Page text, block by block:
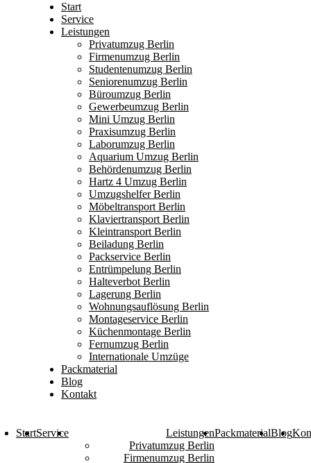
Start
Service
Leistungen
Privatumzug Berlin
Firmenumzug Berlin
Studentenumzug Berlin
Seniorenumzug Berlin
Büroumzug Berlin
Gewerbeumzug Berlin
Mini Umzug Berlin
Praxisumzug Berlin
Laborumzug Berlin
Aquarium Umzug Berlin
Behördenumzug Berlin
Hartz 4 Umzug Berlin
Umzugshelfer Berlin
Möbeltransport Berlin
Klaviertransport Berlin
Kleintransport Berlin
Beiladung Berlin
Packservice Berlin
Entrümpelung Berlin
Halteverbot Berlin
Lagerung Berlin
Wohnungsauflösung Berlin
Montageservice Berlin
Küchenmontage Berlin
Fernumzug Berlin
Internationale Umzüge
Packmaterial
Blog
Kontakt
StartService
Leistungen
Privatumzug Berlin
Firmenumzug Berlin
PackmaterialBlog